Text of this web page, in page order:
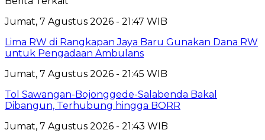
Jumat, 7 Agustus 2026 - 21:47 WIB
Lima RW di Rangkapan Jaya Baru Gunakan Dana RW
untuk Pengadaan Ambulans
Jumat, 7 Agustus 2026 - 21:45 WIB
Tol Sawangan-Bojonggede-Salabenda Bakal
Dibangun, Terhubung hingga BORR
Jumat, 7 Agustus 2026 - 21:43 WIB